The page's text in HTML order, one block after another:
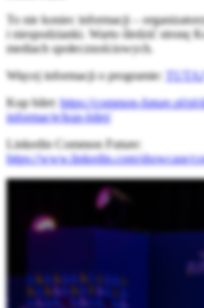
To nie koniec informacji –
i niespodzianki. Warto śledzić stronę
mediach społecznościowych.
Więcej informacji o programie:
TUTAJ
Kup bilet:https://common-future.pl/
informacje/kup-bilet/
Linkedin Common Future:
https://www.linkedin.com/showcase/